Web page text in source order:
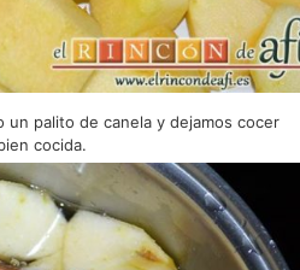
un palito de canela y dejamos cocer
cocida.